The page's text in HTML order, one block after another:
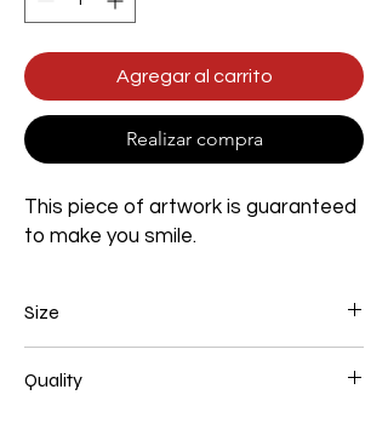
Agregar al carrito
Realizar compra
This piece of artwork is guaranteed
to make you smile.
Size
36mm
Quality